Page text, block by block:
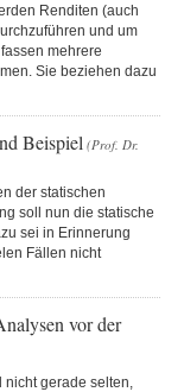
Renditen (auch
und um
mehrere
Sie beziehen dazu
Beispiel (Prof. Dr.
der statischen
soll nun die statische
sei in Erinnerung
Fällen nicht
vor der
gerade selten,